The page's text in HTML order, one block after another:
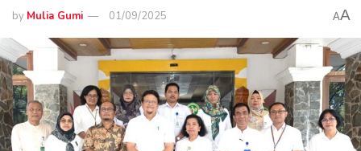
by Mulia Gumi 01/09/2025 AA